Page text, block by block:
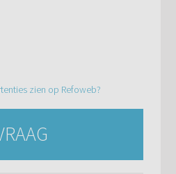
zien op Refoweb?